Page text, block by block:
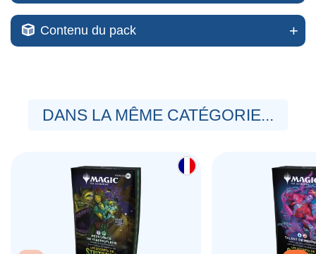
Contenu du pack
DANS LA MÊME CATÉGORIE...